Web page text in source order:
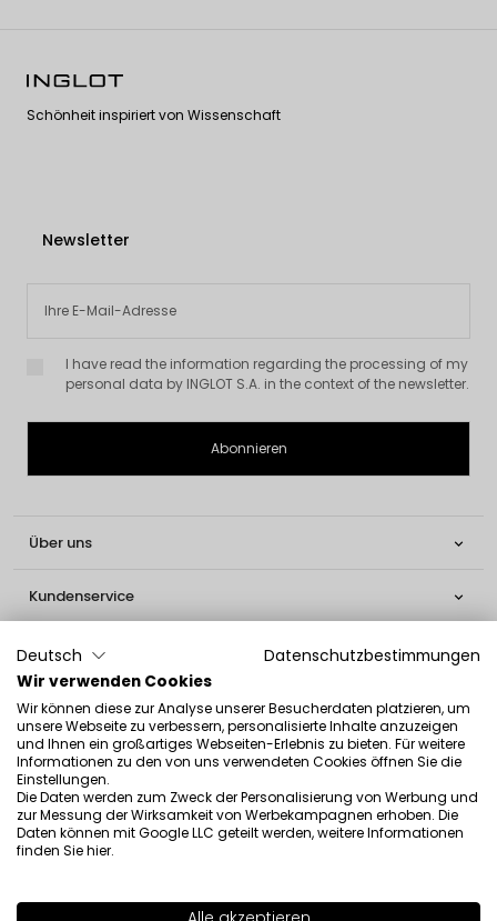
Gesichtswasser perfekt ergänzt, die die Grundlage für die
Vorbereitung eines makellosen Make-ups bilden.
Schönheit inspiriert von Wissenschaft
Newsletter
I have read the information regarding the processing of my
personal data by INGLOT S.A. in the context of the newsletter.
Über uns 
Kundenservice 
Informationen 
Social 
Kontakt
INGLOT S.A.
ul. Lwowska 154
Deutsch
Datenschutzbestimmungen
Wir verwenden Cookies
Wir können diese zur Analyse unserer Besucherdaten platzieren, um
unsere Webseite zu verbessern, personalisierte Inhalte anzuzeigen
und Ihnen ein großartiges Webseiten-Erlebnis zu bieten. Für weitere
Informationen zu den von uns verwendeten Cookies öffnen Sie die
Einstellungen.
Die Daten werden zum Zweck der Personalisierung von Werbung und
zur Messung der Wirksamkeit von Werbekampagnen erhoben. Die
Daten können mit Google LLC geteilt werden, weitere Informationen
finden Siehier.